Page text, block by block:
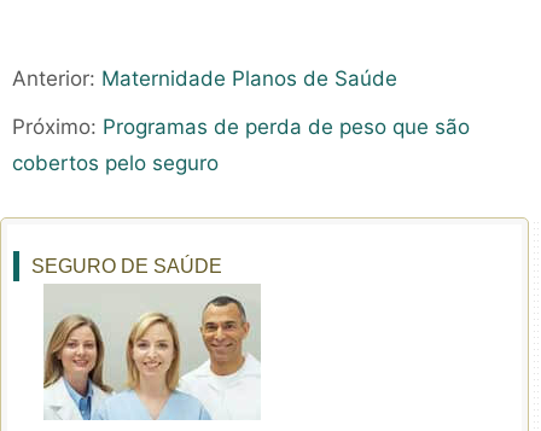
Anterior: Maternidade Planos de Saúde
Próximo: Programas de perda de peso que são
cobertos pelo seguro
SEGURO DE SAÚDE